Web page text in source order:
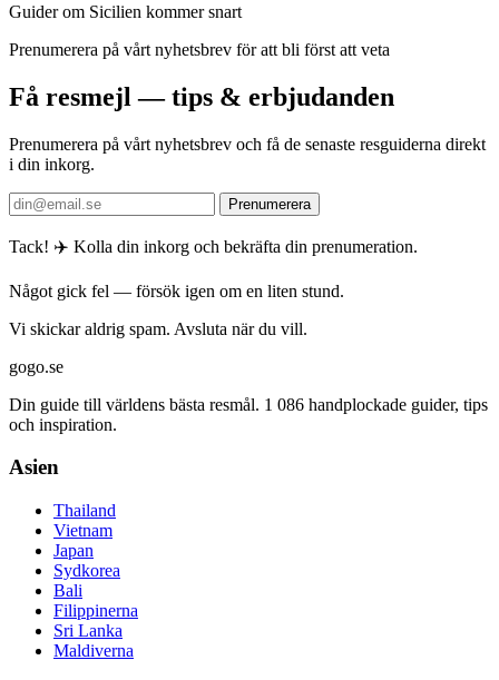
Guider om Sicilien kommer snart
Prenumerera på vårt nyhetsbrev för att bli först att veta
Få resmejl — tips & erbjudanden
Prenumerera på vårt nyhetsbrev och få de senaste resguiderna direkt
i din inkorg.
Prenumerera
Tack! ✈️ Kolla din inkorg och bekräfta din prenumeration.
Något gick fel — försök igen om en liten stund.
Vi skickar aldrig spam. Avsluta när du vill.
gogo.se
Din guide till världens bästa resmål. 1 086 handplockade guider, tips
och inspiration.
Asien
Thailand
Vietnam
Japan
Sydkorea
Bali
Filippinerna
Sri Lanka
Maldiverna